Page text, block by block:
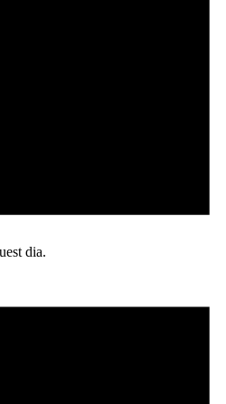
dia.